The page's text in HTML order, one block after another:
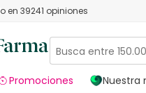
en 39241 opiniones
Promociones Nuestra